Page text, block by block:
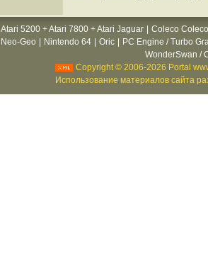
Atari 5200 + Atari 7800 + Atari Jaguar
Coleco
Neo-Geo Nintendo 64 Oric
PC Engine / Turbo
WonderSwan /
Copyright © 2006-2026 Portal
Использование материалов сайта